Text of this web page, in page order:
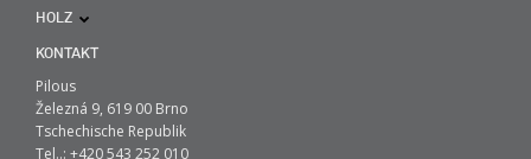
HOLZ
KONTAKT
Pilous
Železná 9, 619 00 Brno
Tschechische Republik
Tel..: +420 543 252 010